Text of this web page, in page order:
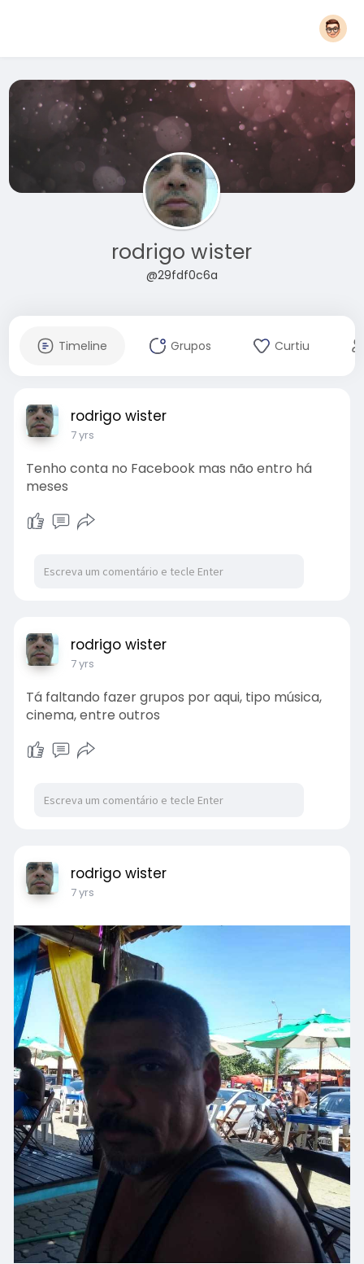
rodrigo wister
@29fdf0c6a
Timeline Grupos Curtiu
rodrigo wister
7 yrs
Tenho conta no Facebook mas não entro há
meses
rodrigo wister
7 yrs
Tá faltando fazer grupos por aqui, tipo música,
cinema, entre outros
rodrigo wister
7 yrs